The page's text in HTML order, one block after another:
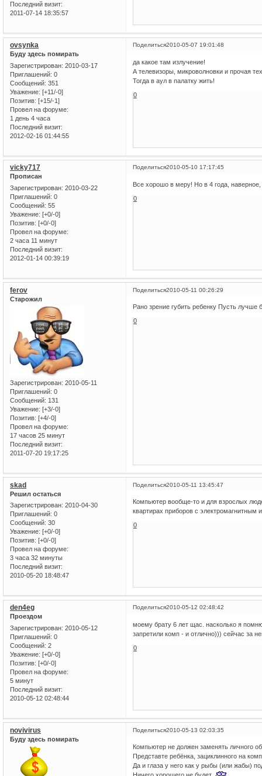
Последний визит:
2011-07-14 18:35:57
Поделиться2010-05-07 19:01:48
ovsynka
Буду здесь помирать
Зарегистрирован: 2010-03-17
Приглашений: 0
Сообщений: 351
Уважение: [+11/-0]
Позитив: [+15/-1]
Провел на форуме:
1 день 4 часа
Последний визит:
2012-02-16 01:44:55
да какое там излучение!
А телевизоры, микроволновки и прочая
Тогда в аул в палатку жить!
0
Поделиться2010-05-10 17:17:45
vicky717
Прописан
Зарегистрирован: 2010-03-22
Приглашений: 0
Сообщений: 55
Уважение: [+0/-0]
Позитив: [+0/-0]
Провел на форуме:
2 часа 11 минут
Последний визит:
2012-01-14 00:39:19
Все хорошо в меру! Но в 4 года, наверное,
0
Поделиться2010-05-11 00:26:29
ferov
Старожил
Зарегистрирован: 2010-05-11
Приглашений: 0
Сообщений: 131
Уважение: [+3/-0]
Позитив: [+4/-0]
Провел на форуме:
17 часов 25 минут
Последний визит:
2011-07-20 19:17:25
Рано зрение губить ребенку Пусть лучше
0
Поделиться2010-05-11 13:45:47
skad
Решил остаться
Зарегистрирован: 2010-04-30
Приглашений: 0
Сообщений: 30
Уважение: [+0/-0]
Позитив: [+0/-0]
Провел на форуме:
3 часа 32 минуты
Последний визит:
2010-05-20 18:48:47
Компьютер вообще-то и для взрослых
квартирах приборов с электромагнитным
0
Поделиться2010-05-12 02:48:42
den4eg
Проездом
Зарегистрирован: 2010-05-12
Приглашений: 0
Сообщений: 2
Уважение: [+0/-0]
Позитив: [+0/-0]
Провел на форуме:
5 минут
Последний визит:
2010-05-12 02:48:44
моему брату 6 лет щас. насколько я
запретили комп - и отлично))) сейчас за
0
Поделиться2010-05-13 02:03:35
novivirus
Буду здесь помирать
Компьютер не должен заменять личного
Представте ребёнка, зациклинного на
Да и глаза у него как у рыбы (или жабы)